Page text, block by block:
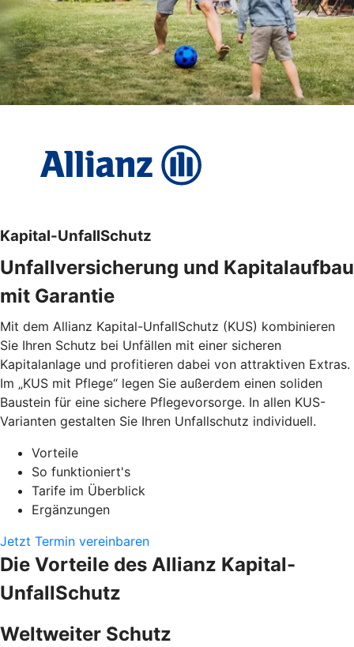
Kapital-UnfallSchutz
Unfallversicherung und Kapitalaufbau
mit Garantie
Mit dem Allianz Kapital-UnfallSchutz (KUS) kombinieren
Sie Ihren Schutz bei Unfällen mit einer sicheren
Kapitalanlage und profitieren dabei von attraktiven Extras.
Im „KUS mit Pflege“ legen Sie außerdem einen soliden
Baustein für eine sichere Pflegevorsorge. In allen KUS-
Varianten gestalten Sie Ihren Unfallschutz individuell.
Vorteile
So funktioniert's
Tarife im Überblick
Ergänzungen
Jetzt Termin vereinbaren
Die Vorteile des Allianz Kapital-
UnfallSchutz
Weltweiter Schutz